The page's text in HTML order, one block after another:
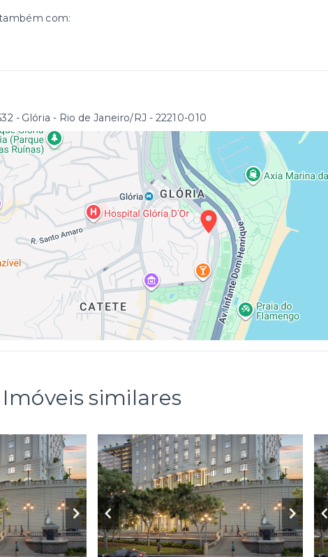
com:
- Glória - Rio de Janeiro/RJ - 22210-010
Imóveis similares